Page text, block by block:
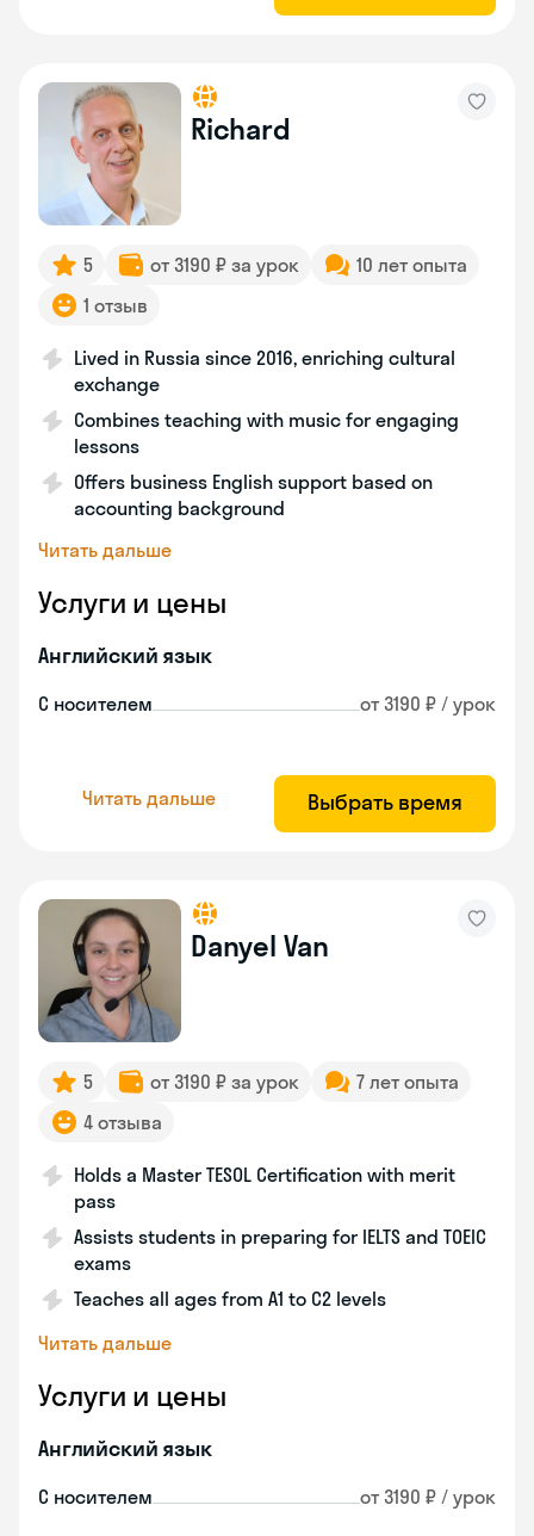
Richard
5 от 3190 ₽ за урок
10 лет опыта
1 отзыв
Lived in Russia since 2016, enriching cultural
exchange
Combines teaching with music for engaging
lessons
Offers business English support based on
accounting background
Читать дальше
Услуги и цены
Английский язык
С носителем от 3190 ₽ / урок
Читать дальше Выбрать время
Danyel Van
5 от 3190 ₽ за урок
7 лет опыта
4 отзыва
Holds a Master TESOL Certification with merit
pass
Assists students in preparing for IELTS and TOEIC
exams
Teaches all ages from A1 to C2 levels
Читать дальше
Услуги и цены
Английский язык
С носителем от 3190 ₽ / урок